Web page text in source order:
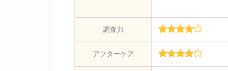
調査力
アフターケア